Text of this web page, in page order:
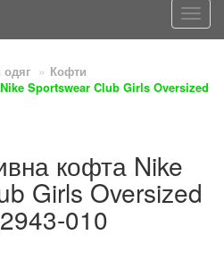
Кофти
Sportswear Club Girls Oversized
кофта Nike
Girls Oversized
010